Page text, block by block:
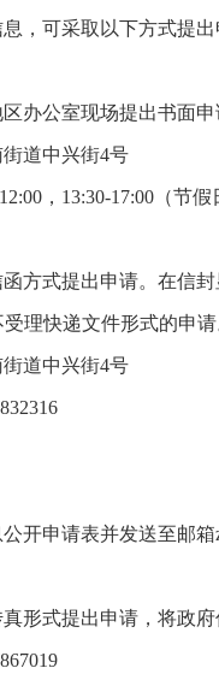
，可采取以下方式提出
办公室现场提出书面申
道中兴街4号
，13:30-17:00（节假
方式提出申请。在信
理快递文件形式的申
道中兴街4号
开申请表并发送至邮箱
形式提出申请，将政